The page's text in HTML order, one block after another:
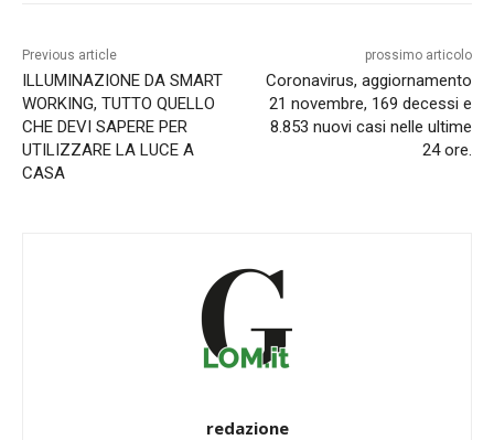
Previous article
ILLUMINAZIONE DA SMART
WORKING, TUTTO QUELLO
CHE DEVI SAPERE PER
UTILIZZARE LA LUCE A
CASA
prossimo articolo
Coronavirus, aggiornamento
21 novembre, 169 decessi e
8.853 nuovi casi nelle ultime
24 ore.
redazione